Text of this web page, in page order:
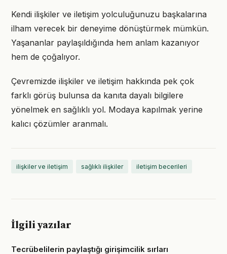
Kendi ilişkiler ve iletişim yolculuğunuzu başkalarına
ilham verecek bir deneyime dönüştürmek mümkün.
Yaşananlar paylaşıldığında hem anlam kazanıyor
hem de çoğalıyor.
Çevremizde ilişkiler ve iletişim hakkında pek çok
farklı görüş bulunsa da kanıta dayalı bilgilere
yönelmek en sağlıklı yol. Modaya kapılmak yerine
kalıcı çözümler aranmalı.
ilişkiler ve iletişim sağlıklı ilişkiler iletişim becerileri
İlgili yazılar
Tecrübelilerin paylaştığı girişimcilik sırları